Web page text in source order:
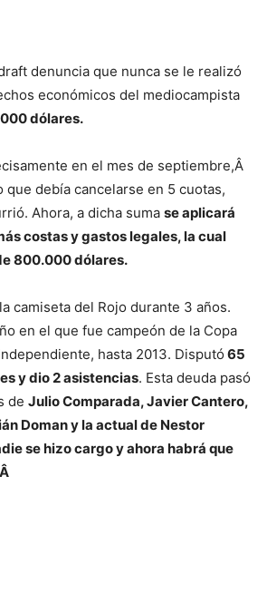
denuncia que nunca se le realizó
económicos del mediocampista
dólares.
en el mes de septiembre,Â
que debía cancelarse en 5 cuotas,
Ahora, a dicha suma se aplicará
costas y gastos legales, la cual
800.000 dólares.
camiseta del Rojo durante 3 años.
en el que fue campeón de la Copa
hasta 2013. Disputó 65
y dio 2 asistencias. Esta deuda pasó
de Julio Comparada, Javier Cantero,
Doman y la actual de Nestor
se hizo cargo y ahora habrá que